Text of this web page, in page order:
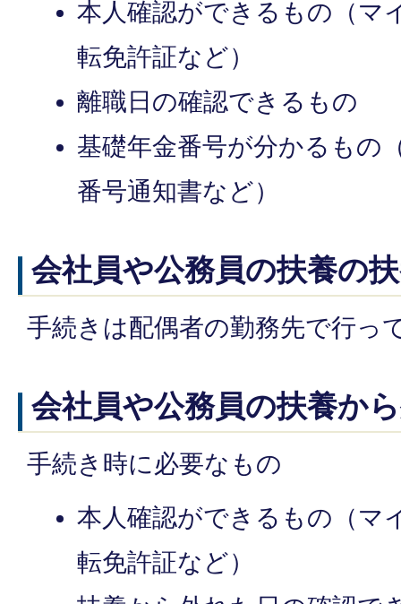
本人確認ができるもの（マ
転免許証など）
離職日の確認できるもの
基礎年金番号が分かるもの
番号通知書など）
会社員や公務員の扶養の
手続きは配偶者の勤務先で行っ
会社員や公務員の扶養か
手続き時に必要なもの
本人確認ができるもの（マ
転免許証など）